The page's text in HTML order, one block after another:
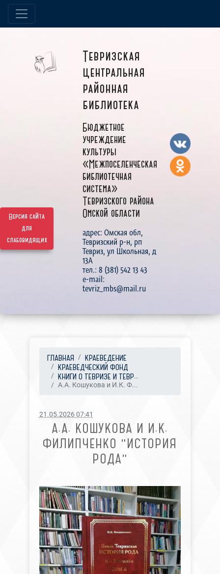
Версия сайта
для
слабовидящих
Тевризская
центральная
районная
библиотека
Бюджетное
учреждение
культуры
«Межпоселенческая
библиотечная
система»
Тевризского района
Омской области
адрес: Омская обл,
Тевризский р-н, рп
Тевриз, ул Школьная, д
13А
тел.: 8 (381) 542 13 43
e-mail:
tevriz_mbs@mail.ru
ГЛАВНАЯ
КРАЕВЕДЕНИЕ
КРАЕВЕДЧЕСКИЙ ФОНД
КНИГИ О ТЕВРИЗЕ И ТЕВР...
А.А. Кошукова и И.К. Ф...
21.05.2026 07:41
А.А. КОШУКОВА И И.К.
ФИЛИПЧЕНКО "ИСТОРИЯ
РОДА"